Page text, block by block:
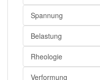
Spannung
Belastung
Rheologie
Verformung